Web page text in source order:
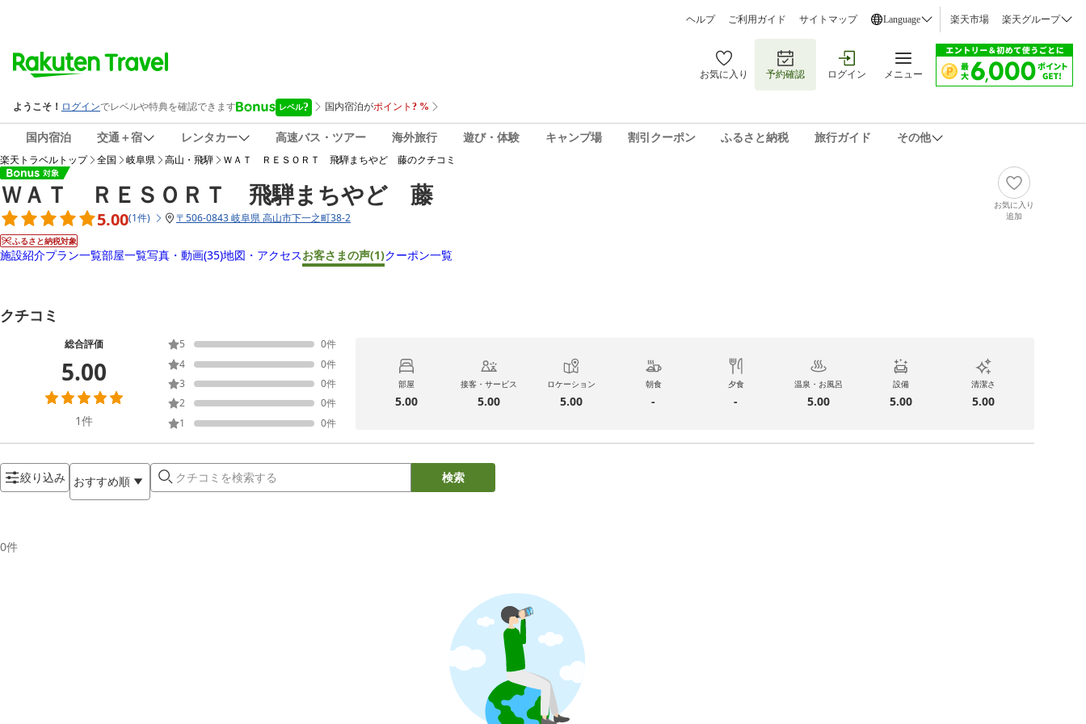
ヘルプ ご利用ガイド サイトマップ Language 楽天市場 楽天グループ
お気に入り 予約確認 ログイン メニュー
国内宿泊 交通＋宿 レンタカー 高速バス・ツアー 海外旅行 遊び・体験 キャンプ場 割引クーポン ふるさと納税 旅行ガイド その他
楽天トラベルトップ 全国 岐阜県 高山・飛騨 ＷＡＴ ＲＥＳＯＲＴ 飛騨まちやど 藤のクチコミ
ＷＡＴ ＲＥＳＯＲＴ 飛騨まちやど 藤
5.00(1件) 〒506-0843 岐阜県 高山市下一之町38-2
ふるさと納税対象
お気に入り
追加
施設紹介プラン一覧部屋一覧写真・動画(35)地図・アクセスお客さまの声(1)クーポン一覧
クチコミ
総合評価
5.00
1件
5 0件
4
0件
3
0件
2
0件
1
0件
部屋
5.00
接客・サービス
5.00
ロケーション
5.00
朝食
-
夕食
-
温泉・お風呂
5.00
設備
5.00
清潔さ
5.00
絞り込み おすすめ順 検索
0件